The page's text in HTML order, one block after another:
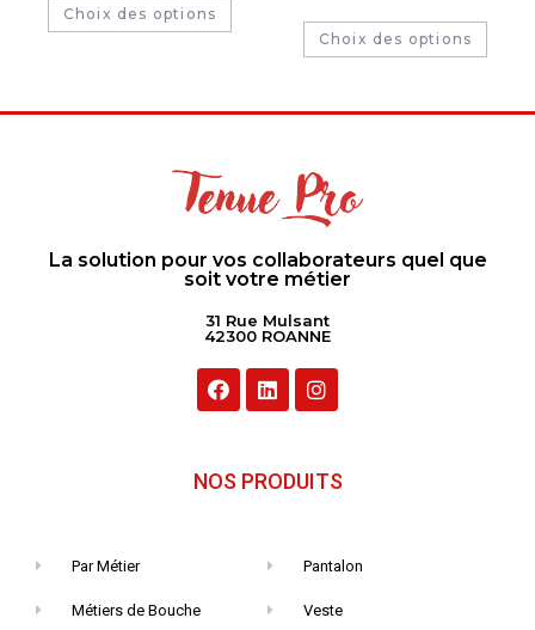
Choix des options
Choix des options
La solution pour vos collaborateurs quel que
soit votre métier
31 Rue Mulsant
42300 ROANNE
NOS PRODUITS
Par Métier
Métiers de Bouche
Pantalon
Veste